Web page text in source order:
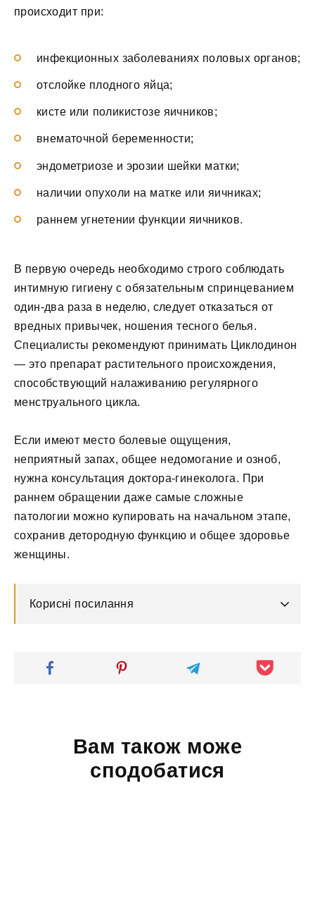
происходит при:
инфекционных заболеваниях половых органов;
отслойке плодного яйца;
кисте или поликистозе яичников;
внематочной беременности;
эндометриозе и эрозии шейки матки;
наличии опухоли на матке или яичниках;
раннем угнетении функции яичников.
В первую очередь необходимо строго соблюдать
интимную гигиену с обязательным спринцеванием
один-два раза в неделю, следует отказаться от
вредных привычек, ношения тесного белья.
Специалисты рекомендуют принимать Циклодинон
— это препарат растительного происхождения,
способствующий налаживанию регулярного
менструального цикла.
Если имеют место болевые ощущения,
неприятный запах, общее недомогание и озноб,
нужна консультация доктора-гинеколога. При
раннем обращении даже самые сложные
патологии можно купировать на начальном этапе,
сохранив детородную функцию и общее здоровье
женщины.
Корисні посилання
Вам також може
сподобатися